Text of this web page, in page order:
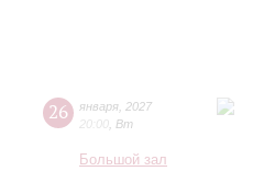
26 января 2027
20:00 Вт
Большой зал